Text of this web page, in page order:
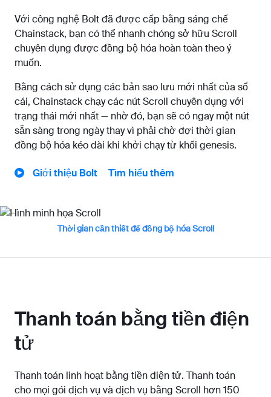
Với công nghệ Bolt đã được cấp bằng sáng chế
Chainstack, bạn có thể nhanh chóng sở hữu Scroll
chuyên dụng được đồng bộ hóa hoàn toàn theo ý
muốn.
Bằng cách sử dụng các bản sao lưu mới nhất của sổ
cái, Chainstack chạy các nút Scroll chuyên dụng với
trạng thái mới nhất — nhờ đó, bạn sẽ có ngay một nút
sẵn sàng trong ngày thay vì phải chờ đợi thời gian
đồng bộ hóa kéo dài khi khởi chạy từ khối genesis.
Giới thiệu Bolt Tìm hiểu thêm
Thời gian cần thiết để đồng bộ hóa Scroll
Thanh toán bằng tiền điện
tử
Thanh toán linh hoạt bằng tiền điện tử. Thanh toán
cho mọi gói dịch vụ và dịch vụ bằng Scroll hơn 150